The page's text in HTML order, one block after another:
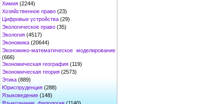
Химия (2244)
Хозяйственное право (23)
Цифровые устройства (29)
Экологическое право (35)
Экология (4517)
Экономика (20644)
Экономико-математическое моделирование
(666)
Экономическая география (119)
Экономическая теория (2573)
Этика (889)
Юриспруденция (288)
Языковедение (148)